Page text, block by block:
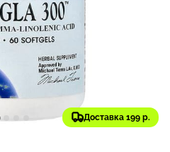
Доставка 199 р.